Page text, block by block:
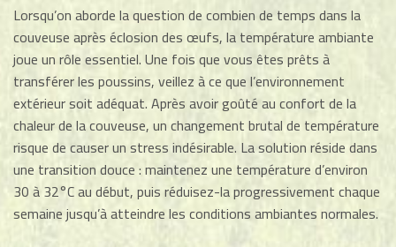
Lorsqu’on aborde la question de combien de temps dans la
couveuse après éclosion des œufs, la température ambiante
joue un rôle essentiel. Une fois que vous êtes prêts à
transférer les poussins, veillez à ce que l’environnement
extérieur soit adéquat. Après avoir goûté au confort de la
chaleur de la couveuse, un changement brutal de température
risque de causer un stress indésirable. La solution réside dans
une transition douce : maintenez une température d’environ
30 à 32°C au début, puis réduisez-la progressivement chaque
semaine jusqu’à atteindre les conditions ambiantes normales.